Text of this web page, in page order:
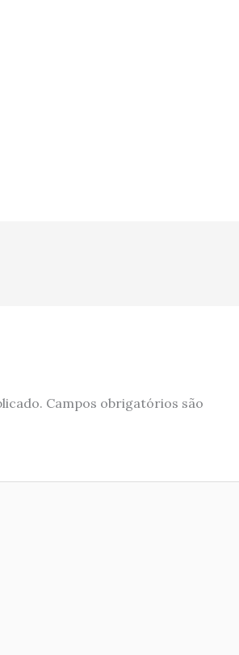
Campos obrigatórios são